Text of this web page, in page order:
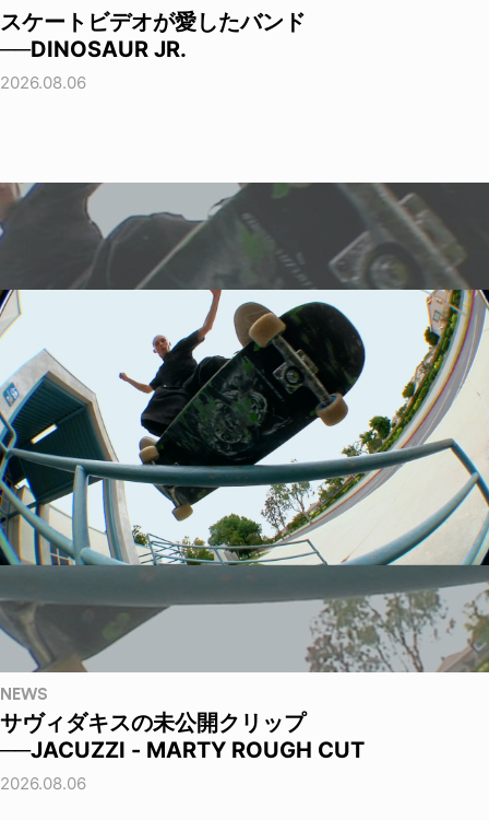
スケートビデオが愛したバンド
──DINOSAUR JR.
2026.08.06
NEWS
サヴィダキスの未公開クリップ
──JACUZZI - MARTY ROUGH CUT
2026.08.06